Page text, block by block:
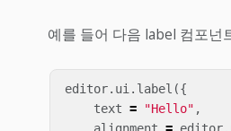
예를 들어 다음 label 컴포넌
editor. ui . label ({
text = "Hello" ,